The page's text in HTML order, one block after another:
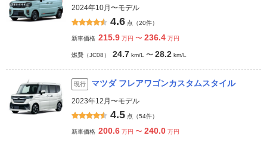
2024年10月〜モデル
4.6 点（20件）
新車価格 215.9 万円 〜 236.4 万円
燃費（JC08） 24.7 km/L 〜 28.2 km/L
現行 マツダ フレアワゴンカスタムスタイル
2023年12月〜モデル
4.5 点（54件）
新車価格 200.6 万円 〜 240.0 万円